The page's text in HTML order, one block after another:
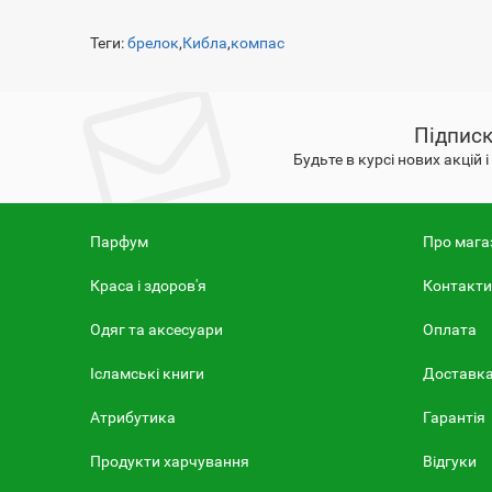
Теги:брелок,Кибла,компас
Будьте в курсі нових акцій
Парфум
Краса і здоров'я
Одяг та аксесуари
Ісламські книги
Атрибутика
Продукти харчування
Про
Контакти
Оплата
Доставка
Гарантія
Відгуки